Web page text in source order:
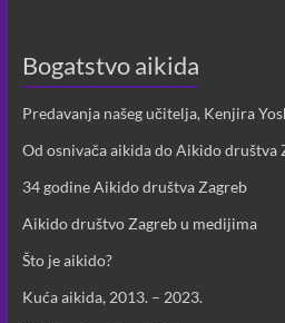
Bogatstvo aikida
Predavanja našeg učitelja, Kenjira
Od osnivača aikida do Aikido društva
34 godine Aikido društva Zagreb
Aikido društvo Zagreb u medijima
Što je aikido?
Kuća aikida, 2013. – 2023.